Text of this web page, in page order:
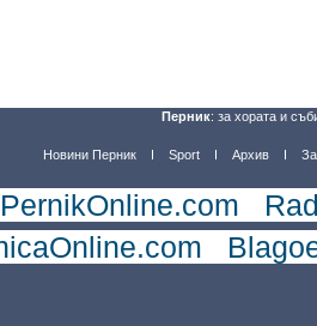
Перник: за хората и
Новини Перник Sport Архив
PernikOnline.com